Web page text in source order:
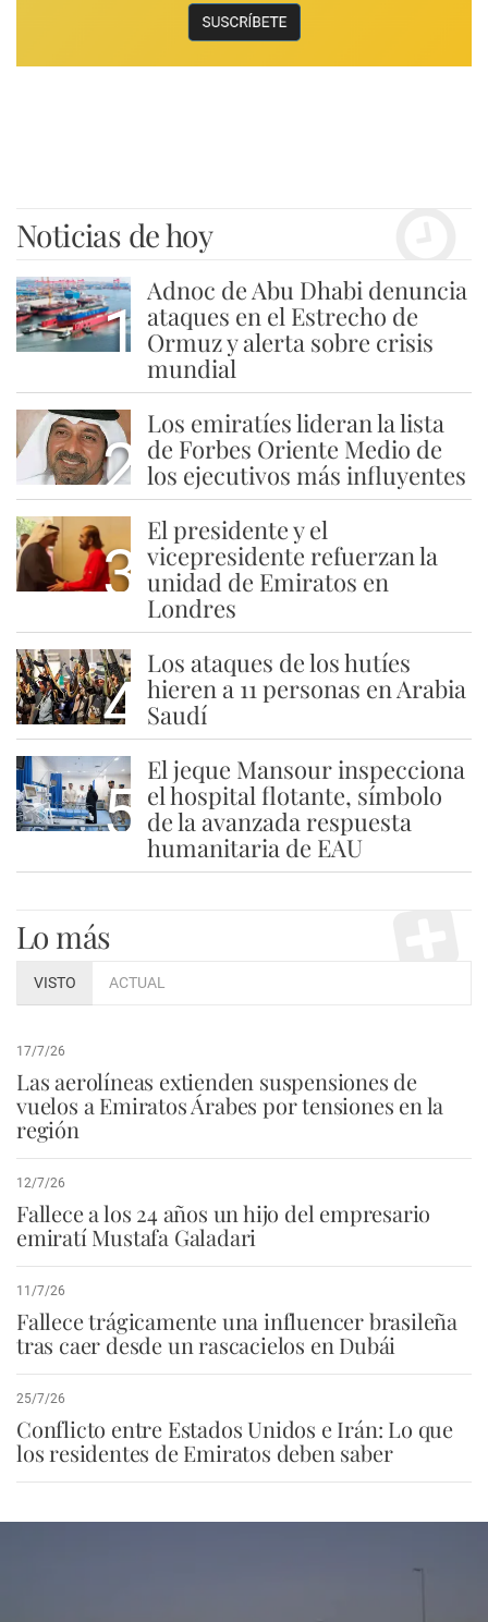
Noticias de hoy
1
Adnoc de Abu Dhabi denuncia
ataques en el Estrecho de
Ormuz y alerta sobre crisis
mundial
2
Los emiratíes lideran la lista
de Forbes Oriente Medio de
los ejecutivos más influyentes
3
El presidente y el
vicepresidente refuerzan la
unidad de Emiratos en
Londres
4
Los ataques de los hutíes
hieren a 11 personas en Arabia
Saudí
5
El jeque Mansour inspecciona
el hospital flotante, símbolo
de la avanzada respuesta
humanitaria de EAU
Lo más
VISTO ACTUAL
17/7/26
Las aerolíneas extienden suspensiones de
vuelos a Emiratos Árabes por tensiones en la
región
12/7/26
Fallece a los 24 años un hijo del empresario
emiratí Mustafa Galadari
11/7/26
Fallece trágicamente una influencer brasileña
tras caer desde un rascacielos en Dubái
25/7/26
Conflicto entre Estados Unidos e Irán: Lo que
los residentes de Emiratos deben saber